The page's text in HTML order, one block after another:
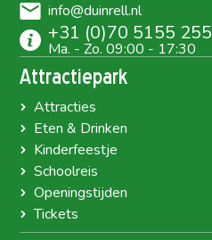
info@duinrell.nl
+31 (0)70 5155 255
Ma. - Zo. 09:00 - 17:30
Attractiepark
Attracties
Eten & Drinken
Kinderfeestje
Schoolreis
Openingstijden
Tickets